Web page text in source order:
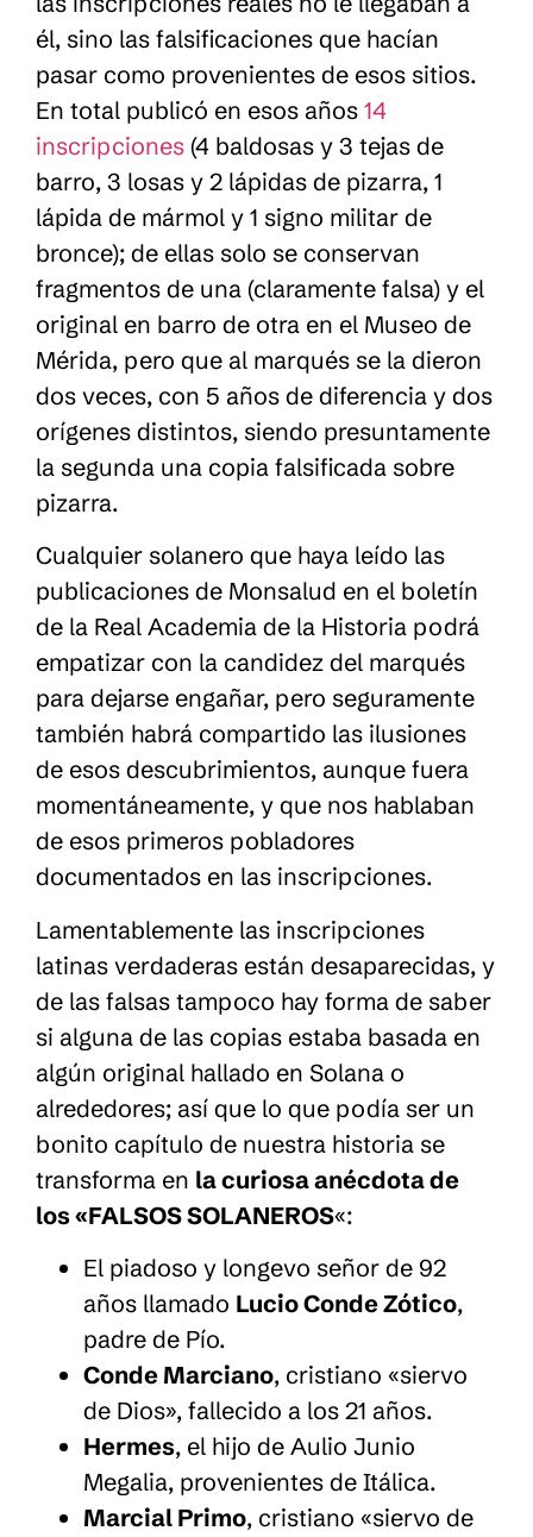
él, sino las falsificaciones que hacían
pasar como provenientes de esos sitios.
En total publicó en esos años 14
inscripciones (4 baldosas y 3 tejas de
barro, 3 losas y 2 lápidas de pizarra, 1
lápida de mármol y 1 signo militar de
bronce); de ellas solo se conservan
fragmentos de una (claramente falsa) y el
original en barro de otra en el Museo de
Mérida, pero que al marqués se la dieron
dos veces, con 5 años de diferencia y dos
orígenes distintos, siendo presuntamente
la segunda una copia falsificada sobre
pizarra.
Cualquier solanero que haya leído las
publicaciones de Monsalud en el boletín
de la Real Academia de la Historia podrá
empatizar con la candidez del marqués
para dejarse engañar, pero seguramente
también habrá compartido las ilusiones
de esos descubrimientos, aunque fuera
momentáneamente, y que nos hablaban
de esos primeros pobladores
documentados en las inscripciones.
Lamentablemente las inscripciones
latinas verdaderas están desaparecidas, y
de las falsas tampoco hay forma de saber
si alguna de las copias estaba basada en
algún original hallado en Solana o
alrededores; así que lo que podía ser un
bonito capítulo de nuestra historia se
transforma en la curiosa anécdota de
los «FALSOS SOLANEROS«:
El piadoso y longevo señor de 92
años llamado Lucio Conde Zótico,
padre de Pío.
Conde Marciano, cristiano «siervo
de Dios», fallecido a los 21 años.
Hermes, el hijo de Aulio Junio
Megalia, provenientes de Itálica.
Marcial Primo, cristiano «siervo de